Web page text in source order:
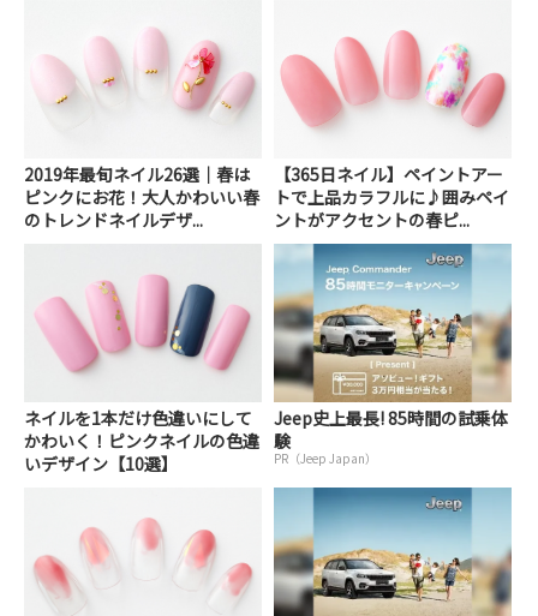
2019年最旬ネイル26選｜春は
ピンクにお花！大人かわいい春
のトレンドネイルデザ...
【365日ネイル】ペイントアー
トで上品カラフルに♪囲みペイ
ントがアクセントの春ピ...
ネイルを1本だけ色違いにして
かわいく！ピンクネイルの色違
いデザイン【10選】
Jeep史上最長! 85時間の試乗体
験
PR（Jeep Japan）